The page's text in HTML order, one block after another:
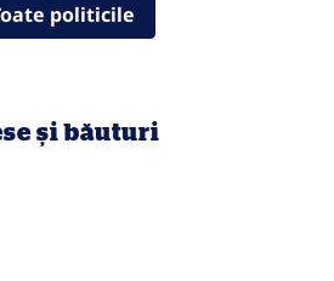
politicile
și băuturi